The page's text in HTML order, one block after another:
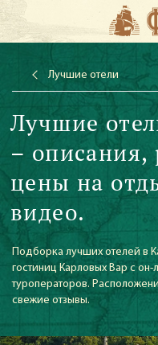
Лучшие отели
Лучшие
– описания,
цены на
видео.
Подборка лучших отелей в
гостиниц Карловых Вар с
туроператоров.
свежие отзывы.